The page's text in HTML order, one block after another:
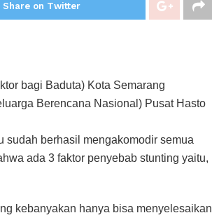
Share on Twitter
bagi Baduta) Kota Semarang
Berencana Nasional) Pusat Hasto
sudah berhasil mengakomodir semua
ada 3 faktor penyebab stunting yaitu,
kebanyakan hanya bisa menyelesaikan